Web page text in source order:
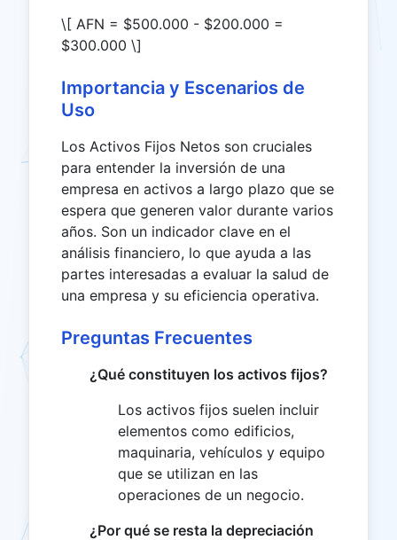
\[ AFN = $500.000 - $200.000 =
$300.000 \]
Importancia y Escenarios de
Uso
Los Activos Fijos Netos son cruciales
para entender la inversión de una
empresa en activos a largo plazo que se
espera que generen valor durante varios
años. Son un indicador clave en el
análisis financiero, lo que ayuda a las
partes interesadas a evaluar la salud de
una empresa y su eficiencia operativa.
Preguntas Frecuentes
¿Qué constituyen los activos fijos?
Los activos fijos suelen incluir
elementos como edificios,
maquinaria, vehículos y equipo
que se utilizan en las
operaciones de un negocio.
¿Por qué se resta la depreciación